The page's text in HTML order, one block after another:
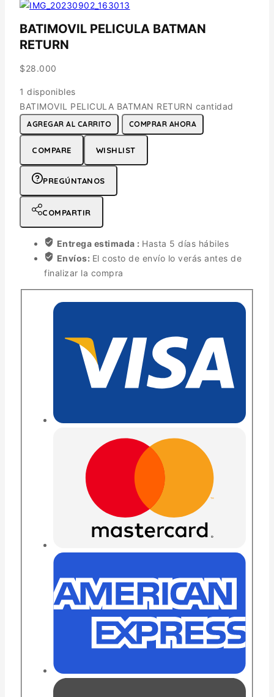
BATIMOVIL PELICULA BATMAN
RETURN
$28.000
1 disponibles
BATIMOVIL PELICULA BATMAN RETURN cantidad
AGREGAR AL CARRITO COMPRAR AHORA
COMPARE WISHLIST
PREGÚNTANOS
COMPARTIR
Entrega estimada : Hasta 5 días hábiles
Envíos: El costo de envío lo verás antes de
finalizar la compra